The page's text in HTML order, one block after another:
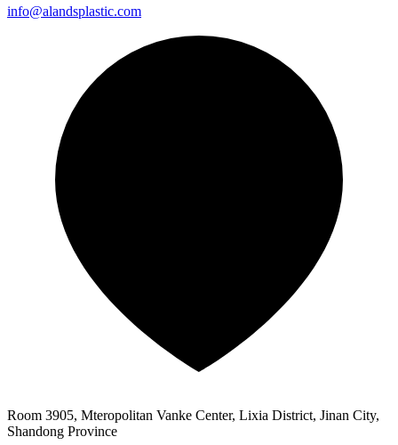
info@alandsplastic.com
Room 3905, Mteropolitan Vanke Center, Lixia District, Jinan City,
Shandong Province